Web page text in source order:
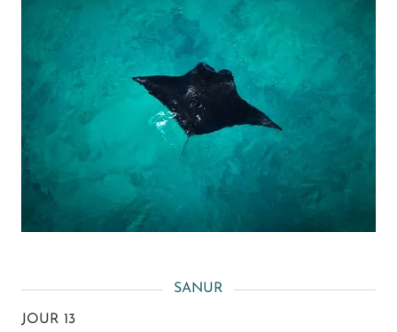
SANUR
JOUR 13